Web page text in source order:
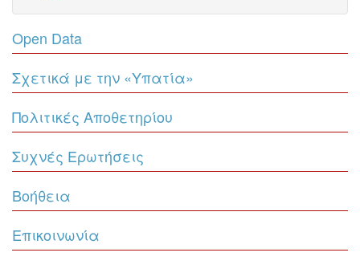
Open Data
Σχετικά με την «Υπατία»
Πολιτικές Αποθετηρίου
Συχνές Ερωτήσεις
Βοήθεια
Επικοινωνία